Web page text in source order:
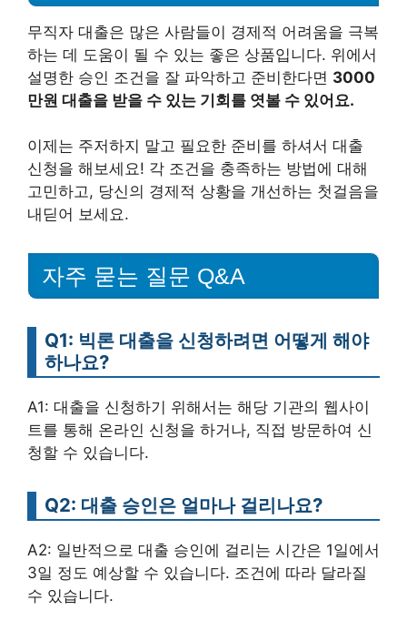
무직자 대출은 많은 사람들이 경제적 어려움을 극복
하는 데 도움이 될 수 있는 좋은 상품입니다. 위에서
설명한 승인 조건을 잘 파악하고 준비한다면 3000
만원 대출을 받을 수 있는 기회를 엿볼 수 있어요.
이제는 주저하지 말고 필요한 준비를 하셔서 대출
신청을 해보세요! 각 조건을 충족하는 방법에 대해
고민하고, 당신의 경제적 상황을 개선하는 첫걸음을
내딛어 보세요.
자주 묻는 질문 Q&A
Q1: 빅론 대출을 신청하려면 어떻게 해야
하나요?
A1: 대출을 신청하기 위해서는 해당 기관의 웹사이
트를 통해 온라인 신청을 하거나, 직접 방문하여 신
청할 수 있습니다.
Q2: 대출 승인은 얼마나 걸리나요?
A2: 일반적으로 대출 승인에 걸리는 시간은 1일에서
3일 정도 예상할 수 있습니다. 조건에 따라 달라질
수 있습니다.